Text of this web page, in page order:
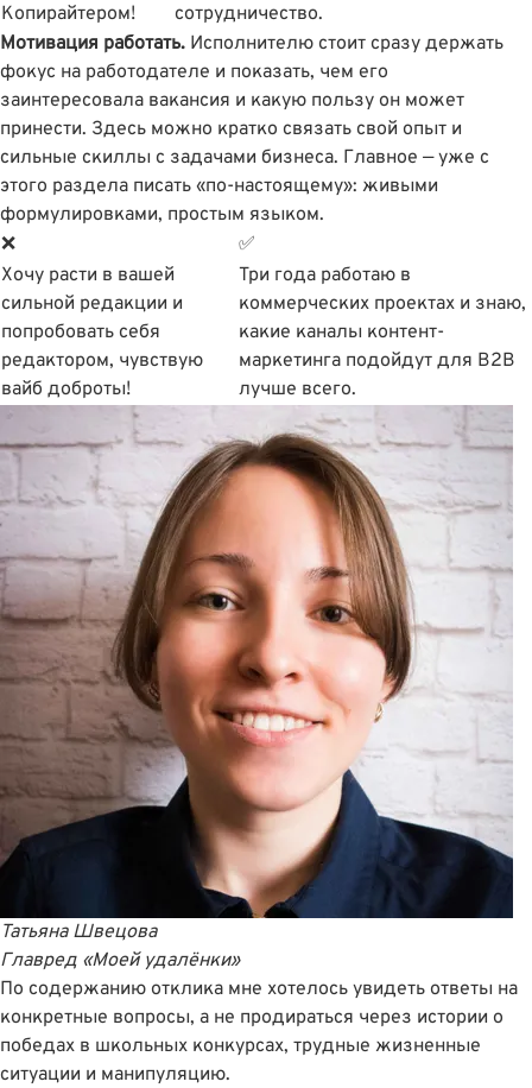
Копирайтером!
сотрудничество.
Мотивация работать. Исполнителю стоит сразу держать
фокус на работодателе и показать, чем его
заинтересовала вакансия и какую пользу он может
принести. Здесь можно кратко связать свой опыт и
сильные скиллы с задачами бизнеса. Главное — уже с
этого раздела писать «по-настоящему»: живыми
формулировками, простым языком.
❌
✅
Хочу расти в вашей
сильной редакции и
попробовать себя
редактором, чувствую
вайб доброты!
Три года работаю в
коммерческих проектах и знаю,
какие каналы контент-
маркетинга подойдут для B2B
лучше всего.
Татьяна Швецова
Главред «Моей удалёнки»
По содержанию отклика мне хотелось увидеть ответы на
конкретные вопросы, а не продираться через истории о
победах в школьных конкурсах, трудные жизненные
ситуации и манипуляцию.